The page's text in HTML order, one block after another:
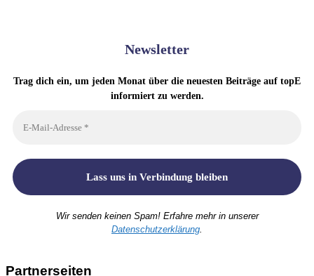
Newsletter
Trag dich ein, um jeden Monat über die neuesten Beiträge auf topE
informiert zu werden.
Wir senden keinen Spam! Erfahre mehr in unserer
Datenschutzerklärung.
Partnerseiten